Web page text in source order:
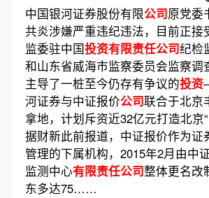
中国银河证券股份有限公司原党委
共炎涉嫌严重违纪违法，目前正接
监委驻中国投资有限责任公司纪检
和山东省威海市监察委员会监察
主导了一桩至今仍存有争议的投资
河证券与中证报价公司联合于北京
拿地，计划斥资近32亿元打造北京“
据财新此前报道，中证报价作为证
管理的下属机构，2015年2月由中
监测中心有限责任公司整体更名改
东多达75……